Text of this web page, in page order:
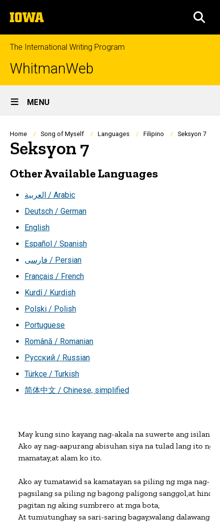
to
content
The
University
of
Iowa
The International Writing Program
WhitmanWeb
Site
Main
Navigation
MENU
Breadcrumb
Home Song of Myself Languages Filipino Seksyon 7
Seksyon 7
Other Available Languages
العربية / Arabic
Deutsch / German
English
Español / Spanish
فارسی / Persian
Français / French
Kurdî / Kurdish
Polski / Polish
Portuguese
Română / Romanian
Русский / Russian
Türkçe / Turkish
简体中文 / Chinese, simplified
May kung sino kayang nag-akala na suwerte ang isilang?
Ako ay nag-aapurang abisuhan siya na tulad lang ito ng
mamatay,at alam ko ito.
Ako ay tumatawid sa kamatayan sa piling ng mga nag-
pagsilang sa piling ng bagong paligong sanggol,at hindi
pagitan ng aking sumbrero at mga bota,
At tumutunghay sa sari-saring bagay,walang dalawang